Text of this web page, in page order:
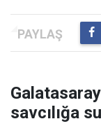
savcılığa